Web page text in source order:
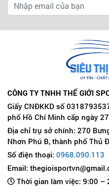
CÔNG TY TNHH THẾ GIỚI
Giấy CNĐKKD số
phố Hồ Chí Minh cấp ngày
Địa chỉ trụ sở chính: 270
Nhơn Phú B, thành phố Thủ
Số điện thoại: 0968.090.113
Email:
Thời gian làm việc: 9:00 –